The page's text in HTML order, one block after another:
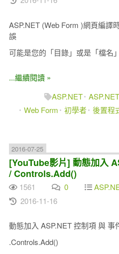
ASP.NET (Web Form )網頁編譯
誤
可能是您的「目錄」或是「檔名
...繼續閱讀 »
ASP.NET
Web Form
初學者 後置程
2016-07-25
[YouTube影片] 動態加入
/ Controls.Add()
1561 0
2016-11-16
動態加入 ASP.NET 控制項 與 事
.Controls.Add()